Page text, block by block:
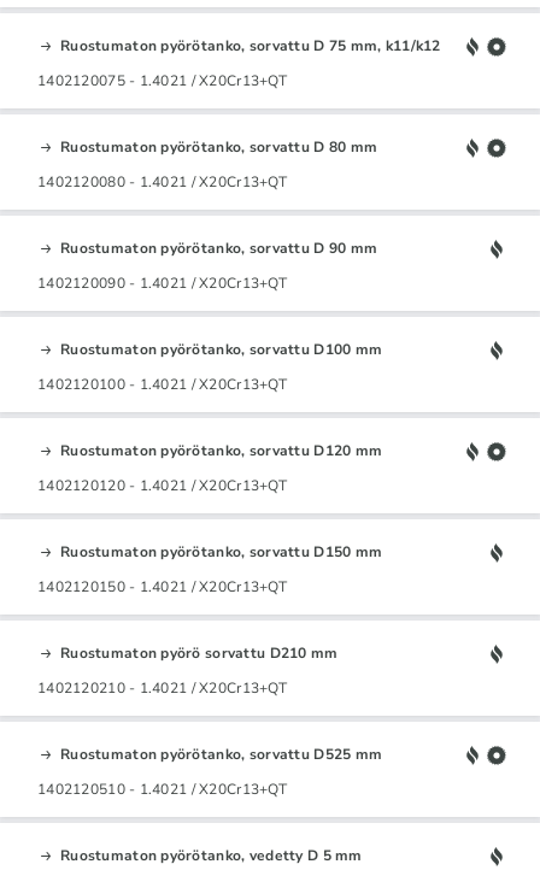
Ruostumaton pyörötanko, sorvattu D 75 mm, k11/k12
1402120075 - 1.4021 / X20Cr13+QT
Ruostumaton pyörötanko, sorvattu D 80 mm
1402120080 - 1.4021 / X20Cr13+QT
Ruostumaton pyörötanko, sorvattu D 90 mm
1402120090 - 1.4021 / X20Cr13+QT
Ruostumaton pyörötanko, sorvattu D100 mm
1402120100 - 1.4021 / X20Cr13+QT
Ruostumaton pyörötanko, sorvattu D120 mm
1402120120 - 1.4021 / X20Cr13+QT
Ruostumaton pyörötanko, sorvattu D150 mm
1402120150 - 1.4021 / X20Cr13+QT
Ruostumaton pyörö sorvattu D210 mm
1402120210 - 1.4021 / X20Cr13+QT
Ruostumaton pyörötanko, sorvattu D525 mm
1402120510 - 1.4021 / X20Cr13+QT
Ruostumaton pyörötanko, vedetty D 5 mm